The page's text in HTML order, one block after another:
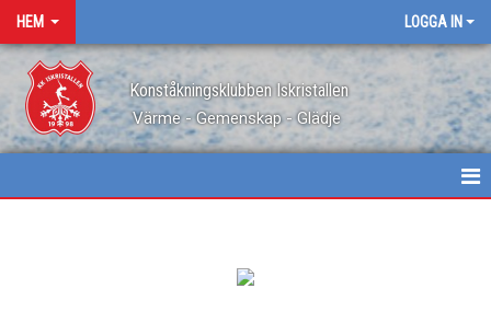
HEM LOGGA IN
Konståkningsklubben Iskristallen
Värme - Gemenskap - Glädje